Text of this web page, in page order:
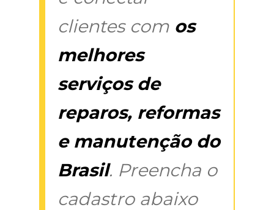
clientes com os
melhores
serviços de
reparos, reformas
e manutenção do
Brasil. Preencha o
cadastro abaixo